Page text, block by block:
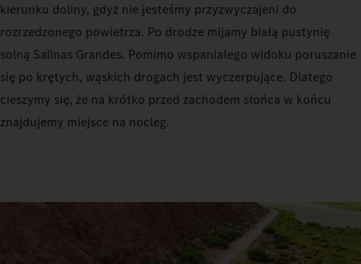
kierunku doliny, gdyż nie jesteśmy przyzwyczajeni do
rozrzedzonego powietrza. Po drodze mijamy białą pustynię
solną Salinas Grandes. Pomimo wspaniałego widoku poruszanie
się po krętych, wąskich drogach jest wyczerpujące. Dlatego
cieszymy się, że na krótko przed zachodem słońca w końcu
znajdujemy miejsce na nocleg.